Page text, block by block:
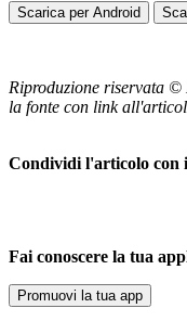
Scarica per Android
Riproduzione riservata ©
la fonte con link
Condividi l'articolo con
Fai conoscere la tua
Promuovi la tua app